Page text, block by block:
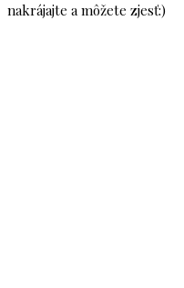
nakrájajte a môžete zjesť:)